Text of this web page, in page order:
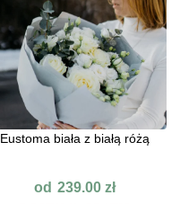
Eustoma biała z białą różą
od 239.00zł